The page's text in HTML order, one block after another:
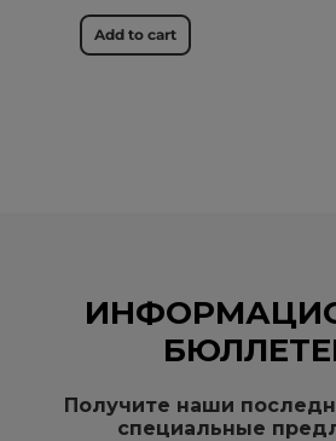
Add to cart
Получите наши
специальные